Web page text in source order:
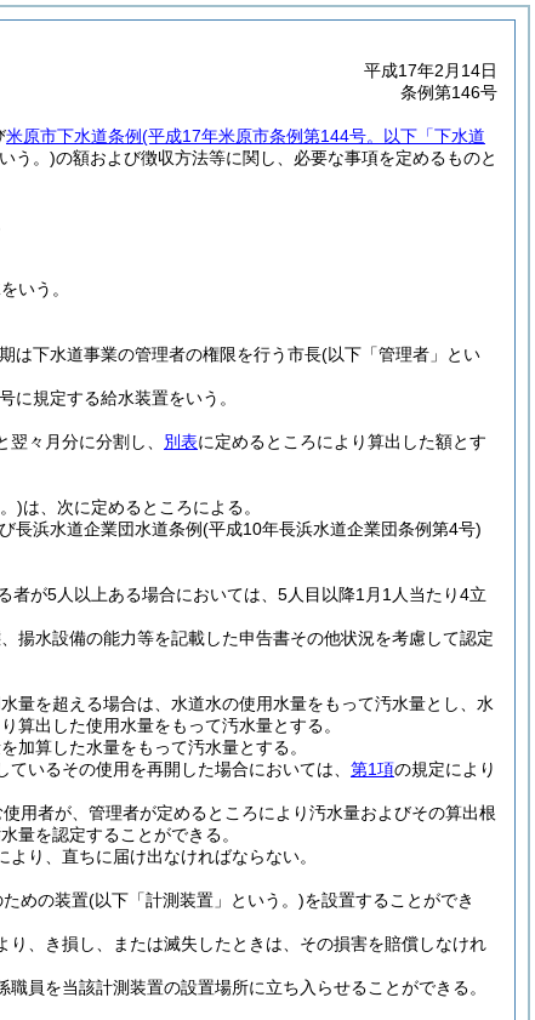
平成17年2月14日
条例第146号
米原市下水道条例(平成17年米原市条例第144号。以下「下水道
う。)の額および徴収方法等に関し、必要な事項を定めるものと
いう。
は下水道事業の管理者の権限を行う市長(以下「管理者」とい
に規定する給水装置をいう。
々月分に分割し、 別表に定めるところにより算出した額とす
)は、次に定めるところによる。
長浜水道企業団水道条例(平成10年長浜水道企業団条例第4号)
者が5人以上ある場合においては、5人目以降1月1人当たり4立
揚水設備の能力等を記載した申告書その他状況を考慮して認定
量を超える場合は、水道水の使用水量をもって汚水量とし、水
算出した使用水量をもって汚水量とする。
加算した水量をもって汚水量とする。
いるその使用を再開した場合においては、 第1項の規定により
用者が、管理者が定めるところにより汚水量およびその算出根
量を認定することができる。
り、直ちに届け出なければならない。
めの装置(以下「計測装置」という。)を設置することができ
、き損し、または滅失したときは、その損害を賠償しなけれ
員を当該計測装置の設置場所に立ち入らせることができる。